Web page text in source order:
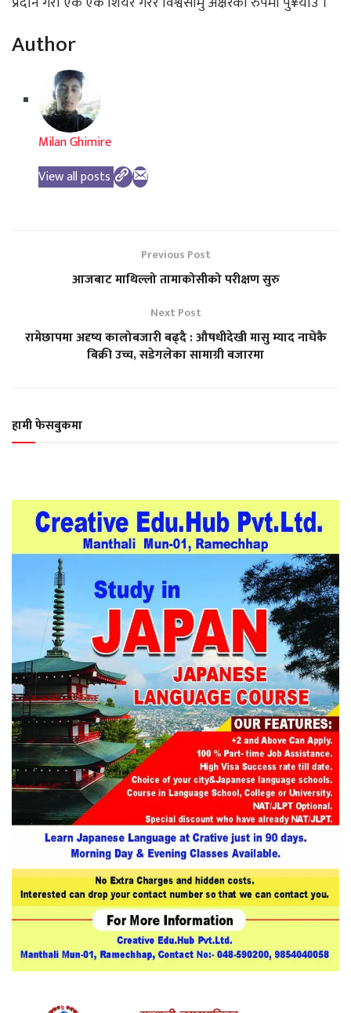
Author
Milan Ghimire
View all posts
Previous Post
आजबाट माथिल्लो तामाकोसीको परीक्षण सुरु
Next Post
रामेछापमा अदृष्य कालोबजारी बढ्दै : औषधीदेखी मासु म्याद नाघेकै
बिक्री उच्च, सडेगलेका सामाग्री बजारमा
हामी फेसबुकमा